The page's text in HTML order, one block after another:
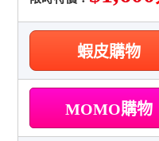
蝦皮購物
MOMO購物